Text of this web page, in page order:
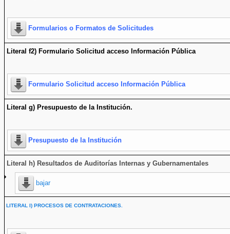
Formularios o Formatos de Solicitudes
Literal f2) Formulario Solicitud acceso Información Pública
Formulario Solicitud acceso Información Pública
Literal g) Presupuesto de la Institución.
Presupuesto de la Institución
Literal h) Resultados de Auditorías Internas y Gubernamentales
bajar
LITERAL I) PROCESOS DE CONTRATACIONES.